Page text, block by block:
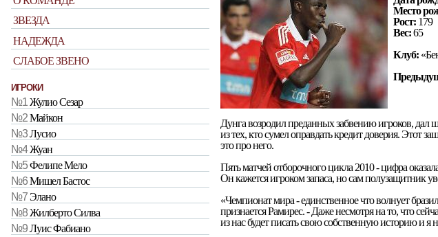
ЗВЕЗДА
НАДЕЖДА
СЛАБОЕ ЗВЕНО
ИГРОКИ
№1Жулио Сезар
№2Майкон
№3Лусио
№4Жуан
№5Фелипе Мело
№6Мишел Бастос
№7Элано
№8Жилберто Силва
№9Луис Фабиано
Место
Рост: 179
Вес:65
Клуб:
Дунга возродил преданных забвению игроков, дал
из тех, кто сумел оправдать кредит доверия. Этот
это про него.
Пять матчей отборочного цикла 2010 - цифра
Он кажется игроком запаса, но сам полузащитник
«Чемпионат мира - единственное что волнует
признается Рамирес. - Даже несмотря на то, что
из нас будет писать свою собственную историю и я